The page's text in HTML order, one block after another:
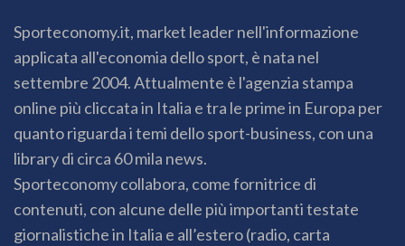
Sporteconomy.it, market leader nell'informazione
applicata all'economia dello sport, è nata nel
settembre 2004. Attualmente è l'agenzia stampa
online più cliccata in Italia e tra le prime in Europa per
quanto riguarda i temi dello sport-business, con una
library di circa 60 mila news.
Sporteconomy collabora, come fornitrice di
contenuti, con alcune delle più importanti testate
giornalistiche in Italia e all’estero (radio, carta